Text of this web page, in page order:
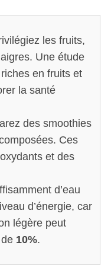
les fruits,
Une étude
en fruits et
la santé
des smoothies
Ces
et des
d’eau
d’énergie, car
légère peut
10%.